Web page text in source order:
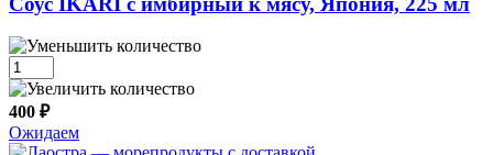
400 ₽
Ожидаем